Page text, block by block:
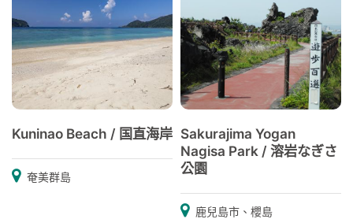
Kuninao Beach / 国直海岸
奄美群島
Sakurajima Yogan
Nagisa Park / 溶岩なぎさ
公園
鹿兒島市、櫻島